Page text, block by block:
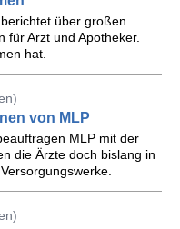
über großen
für Arzt und Apotheker.
hat.
von MLP
MLP mit der
die Ärzte doch bislang in